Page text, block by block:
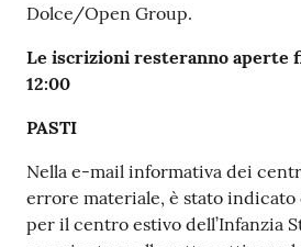
Dolce/Open Group.
Le iscrizioni resteranno aperte
12:00
PASTI
Nella e-mail informativa dei
errore materiale, è stato indicato
per il centro estivo dell’Infanzia